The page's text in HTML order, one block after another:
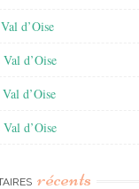
d’Oise
Val d’Oise
d’Oise
Val d’Oise
récents